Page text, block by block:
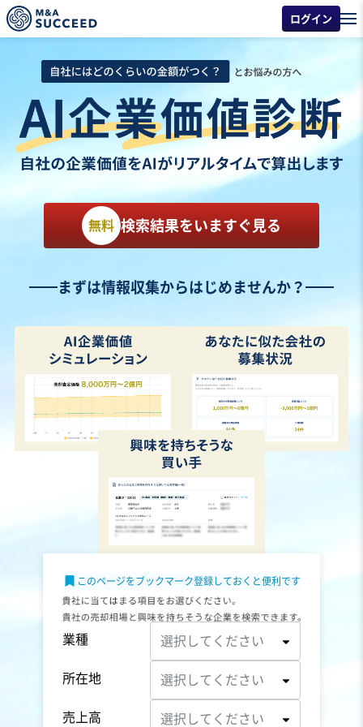
ログイン
無料 検索結果をいますぐ見る
まずは情報収集からはじめませんか？
このページをブックマーク登録しておくと便利です
業種 選択してください
所在地 選択してください
売上高 選択してください